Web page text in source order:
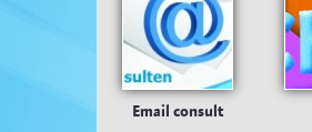
Email consult